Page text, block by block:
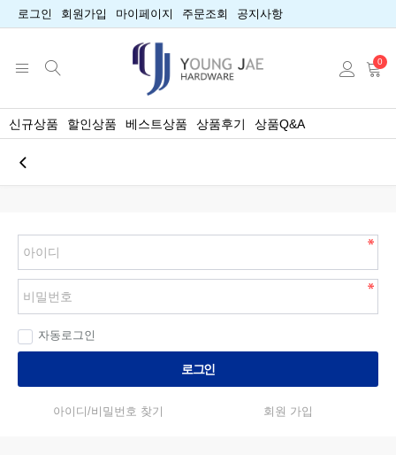
로그인 회원가입 마이페이지 주문조회 공지사항
0
신규상품 할인상품 베스트상품 상품후기 상품Q&A
자동로그인
로그인
아이디/비밀번호 찾기 회원 가입